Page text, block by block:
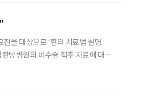
을 대상으로 ‘한의 치료법 설명